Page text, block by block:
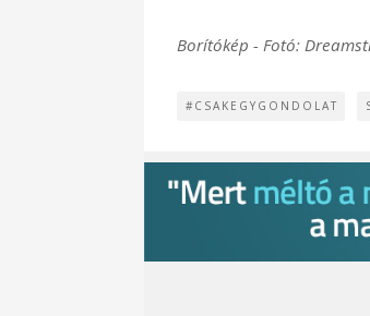
Borítókép - Fotó:
#CSAKEGYGONDOLAT